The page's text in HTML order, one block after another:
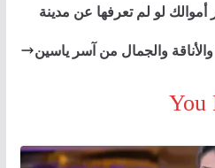
لو لم تعرفها عن مدينة
والجمال من آسر ياسين